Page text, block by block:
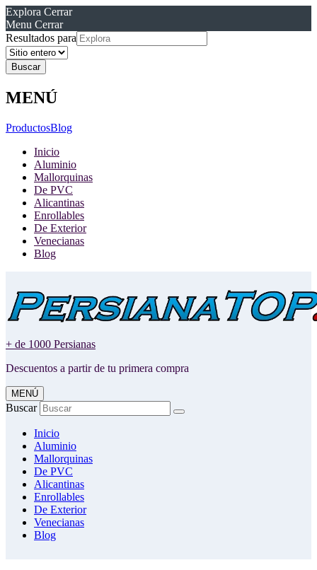
Explora Cerrar
Menu Cerrar
Resultados para
MENÚ
ProductosBlog
Inicio
Aluminio
Mallorquinas
De PVC
Alicantinas
Enrollables
De Exterior
Venecianas
Blog
+ de 1000 Persianas
Descuentos a partir de tu primera compra
MENÚ
Buscar
Inicio
Aluminio
Mallorquinas
De PVC
Alicantinas
Enrollables
De Exterior
Venecianas
Blog